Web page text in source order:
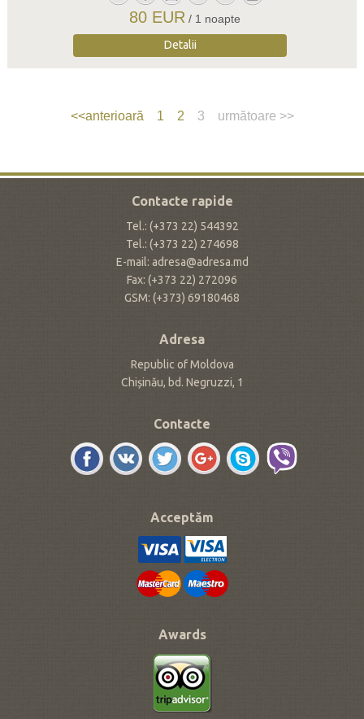
80 EUR / 1 noapte
Detalii
<<anterioară 1 2 3 următoare >>
Contacte rapide
Tel.: (+373 22) 544392
Tel.: (+373 22) 274698
E-mail: adresa@adresa.md
Fax: (+373 22) 272096
GSM: (+373) 69180468
Adresa
Republic of Moldova
Chișinău, bd. Negruzzi, 1
Contacte
Acceptăm
Awards